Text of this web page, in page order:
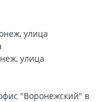
улица
улица
"Воронежский" в